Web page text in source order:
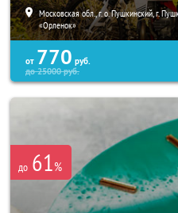
Московская обл., г. о. Пушкинский, г.
«Орленок»
от 770 руб.
до25000руб.
до 61%